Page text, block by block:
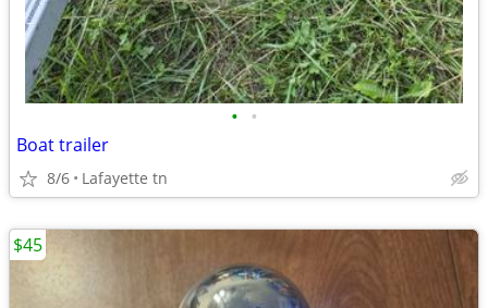
• •
Boat trailer
8/6 Lafayette tn
$45